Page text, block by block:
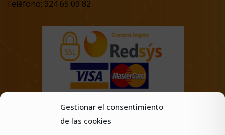
Gestionar el consentimiento
de las cookies
Teléfono: 924 65 09 82